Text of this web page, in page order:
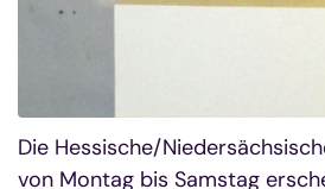
Die Hessische/
von Montag bis Samstag